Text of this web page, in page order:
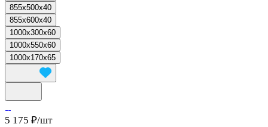
855x500x40
855x600x40
1000x300x60
1000x550x60
1000x170x65
5 175 ₽/шт